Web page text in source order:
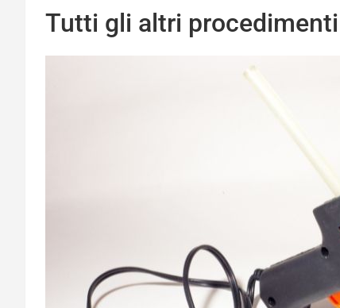
Tutti gli altri procedimenti